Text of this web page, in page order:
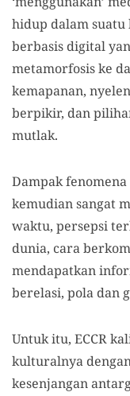
hidup dalam
berbasis digital
metamorfosis ke
kemapanan,
berpikir, dan
mutlak.
Dampak
kemudian sangat
waktu, persepsi
dunia, cara
mendapatkan
berelasi, pola dan
Untuk itu, ECCR
kulturalnya
kesenjangan